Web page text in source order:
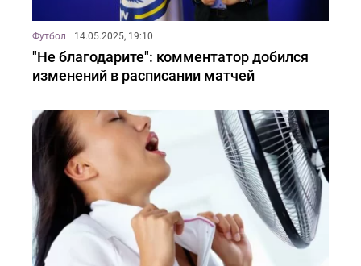
Футбол 14.05.2025, 19:10
"Не благодарите": комментатор добился
изменений в расписании матчей